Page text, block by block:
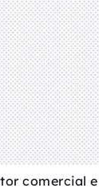
comercial